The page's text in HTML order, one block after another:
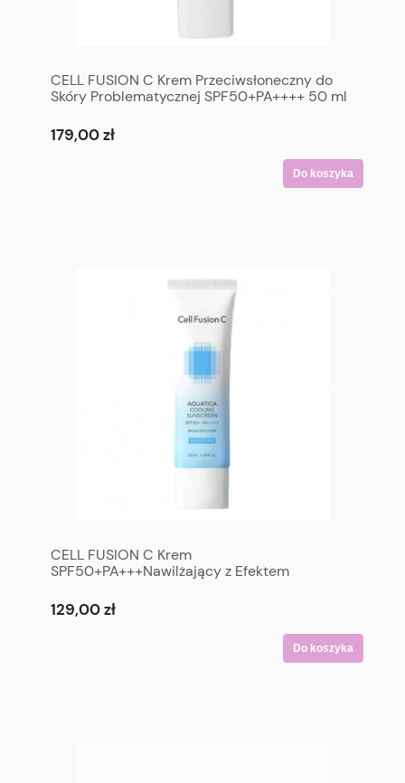
CELL FUSION C Krem Przeciwsłoneczny do
Skóry Problematycznej SPF50+PA++++ 50 ml
100 SPF50+ PA++++ 50 ml
179,00 zł
Do koszyka
CELL FUSION C Krem
SPF50+PA+++Nawilżający z Efektem
FUSION C Aquatica Cooling Sunscreem
SPF50+ PA++++ 50 ml
129,00 zł
Do koszyka